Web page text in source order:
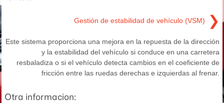
Gestión de estabilidad de vehículo (VSM) ❯
Este sistema proporciona una mejora en la repuesta de la dirección
y la estabilidad del vehículo si conduce en una carretera
resbaladiza o si el vehículo detecta cambios en el coeficiente de
fricción entre las ruedas derechas e izquierdas al frenar.
Otra informacion: